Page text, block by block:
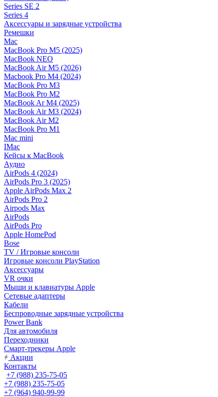
Series SE 2
Series 4
Аксессуары и зарядные устройства
Ремешки
Mac
MacBook Pro M5 (2025)
MacBook NEO
MacBook Air M5 (2026)
Macbook Pro M4 (2024)
MacBook Pro M3
MacBook Pro M2
MacBook Ar M4 (2025)
MacBook Air M3 (2024)
MacBook Air M2
MacBook Pro M1
Mac mini
IMac
Кейсы к MacBook
Аудио
AirPods 4 (2024)
AirPods Pro 3 (2025)
Apple AirPods Max 2
AirPods Pro 2
Airpods Max
AirPods
AirPods Pro
Apple HomePod
Bose
TV / Игровые консоли
Игровые консоли PlayStation
Аксессуары
VR очки
Мыши и клавиатуры Apple
Сетевые адаптеры
Кабели
Беспроводные зарядные устройства
Power Bank
Для автомобиля
Переходники
Смарт-трекеры Apple
Акции
Контакты
+7 (988) 235-75-05
+7 (988) 235-75-05
+7 (964) 940-99-99